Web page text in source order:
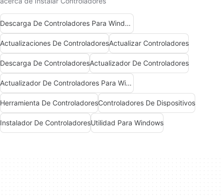
Descarga De Controladores Para Windows
Actualizaciones De ControladoresActualizar Controladores
Descarga De ControladoresActualizador De Controladores
Actualizador De Controladores Para Windows
Herramienta De ControladoresControladores De Dispositivos
Instalador De ControladoresUtilidad Para Windows